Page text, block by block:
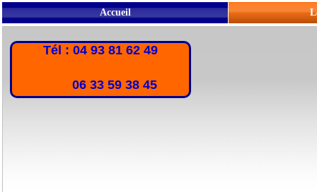
Accueil
Tél : 04 93 81 62 49
06 33 59 38 45